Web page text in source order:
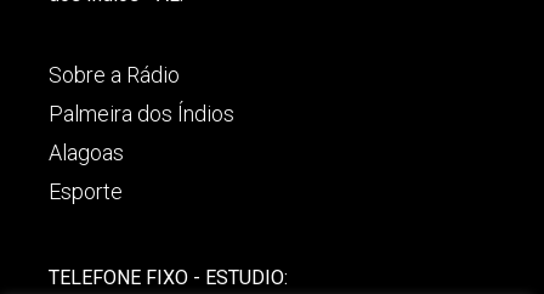
Sobre a Rádio
Palmeira dos Índios
Alagoas
Esporte
TELEFONE FIXO - ESTUDIO: